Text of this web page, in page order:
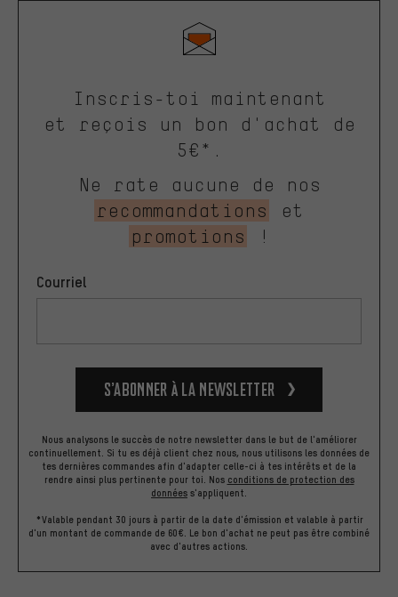
Inscris-toi maintenant
et reçois un bon d'achat de
5€*.
Ne rate aucune de nos
recommandations
et
promotions
!
Courriel
S’abonner à la newsletter
Nous analysons le succès de notre newsletter dans le but de l'améliorer
continuellement. Si tu es déjà client chez nous, nous utilisons les données de
tes dernières commandes afin d'adapter celle-ci à tes intérêts et de la
rendre ainsi plus pertinente pour toi. Nos conditions de protection des
données s'appliquent.
*Valable pendant 30 jours à partir de la date d'émission et valable à partir
d'un montant de commande de 60€. Le bon d'achat ne peut pas être combiné
avec d'autres actions.